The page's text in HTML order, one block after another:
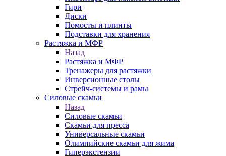
Гири
Диски
Помосты и плинты
Подставки для хранения
Растяжка и МФР
Назад
Растяжка и МФР
Тренажеры для растяжки
Инверсионные столы
Стрейч-системы и рамы
Силовые скамьи
Назад
Силовые скамьи
Скамьи для пресса
Универсальные скамьи
Олимпийские скамьи для жима
Гиперэкстензии